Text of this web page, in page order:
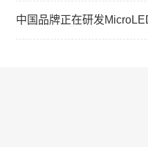
中国品牌正在研发